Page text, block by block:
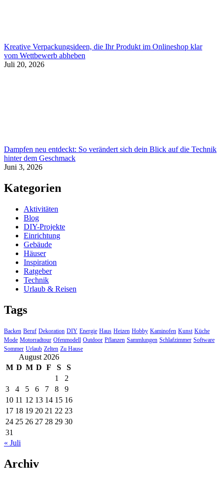
Kreative Verpackungsideen, die Ihr Produkt im Onlineshop klar
vom Wettbewerb abheben
Juli 20, 2026
Dampfen neu entdeckt: So verändert sich dein Blick auf die Technik
hinter dem Geschmack
Juni 3, 2026
Kategorien
Aktivitäten
Blog
DIY-Projekte
Einrichtung
Gebäude
Häuser
Inspiration
Ratgeber
Technik
Urlaub & Reisen
Tags
Backen Beruf Dekoration DIY Energie Haus Heizen Hobby Kaminofen Kunst Küche
Mode Motorradtour Ofenmodell Outdoor Pflanzen Sammlungen Schlafzimmer Software
Sommer Urlaub Zelten Zu Hause
August 2026
M D M D F S
S
1
2
3
4 5 6 7 8
9
10 11 12 13 14 15 16
17 18 19 20 21 22 23
24 25 26 27 28 29 30
31
« Juli
Archiv